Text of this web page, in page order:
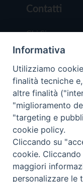
Contatti
Chi Siamo
Redazione
Scrivici
Copyright ©
Trentina
Privacy Policy
Informativa
Utilizziamo
finalità tecniche
altre finalità
"miglioramento
"targeting e
cookie policy.
Cliccando su
cookie.
maggiori
personalizzare le